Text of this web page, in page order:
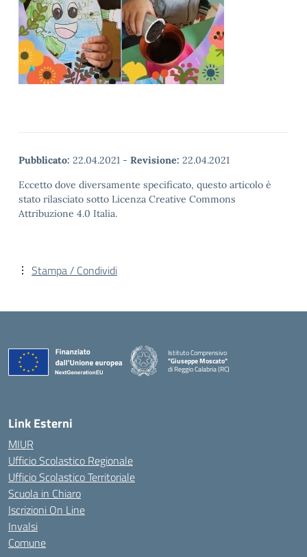
Pubblicato: 22.04.2021 - Revisione: 22.04.2021
Eccetto dove diversamente specificato, questo articolo è
stato rilasciato sotto Licenza Creative Commons
Attribuzione 4.0 Italia.
Stampa / Condividi
Istituto Comprensivo
"Giuseppe Moscato"
di Reggio Calabria (RC)
— Visita la pagina iniziale della scuola
Link Esterni
MIUR
Ufficio Scolastico Regionale
Ufficio Scolastico Territoriale
Scuola in Chiaro
Iscrizioni On Line
Invalsi
Comune